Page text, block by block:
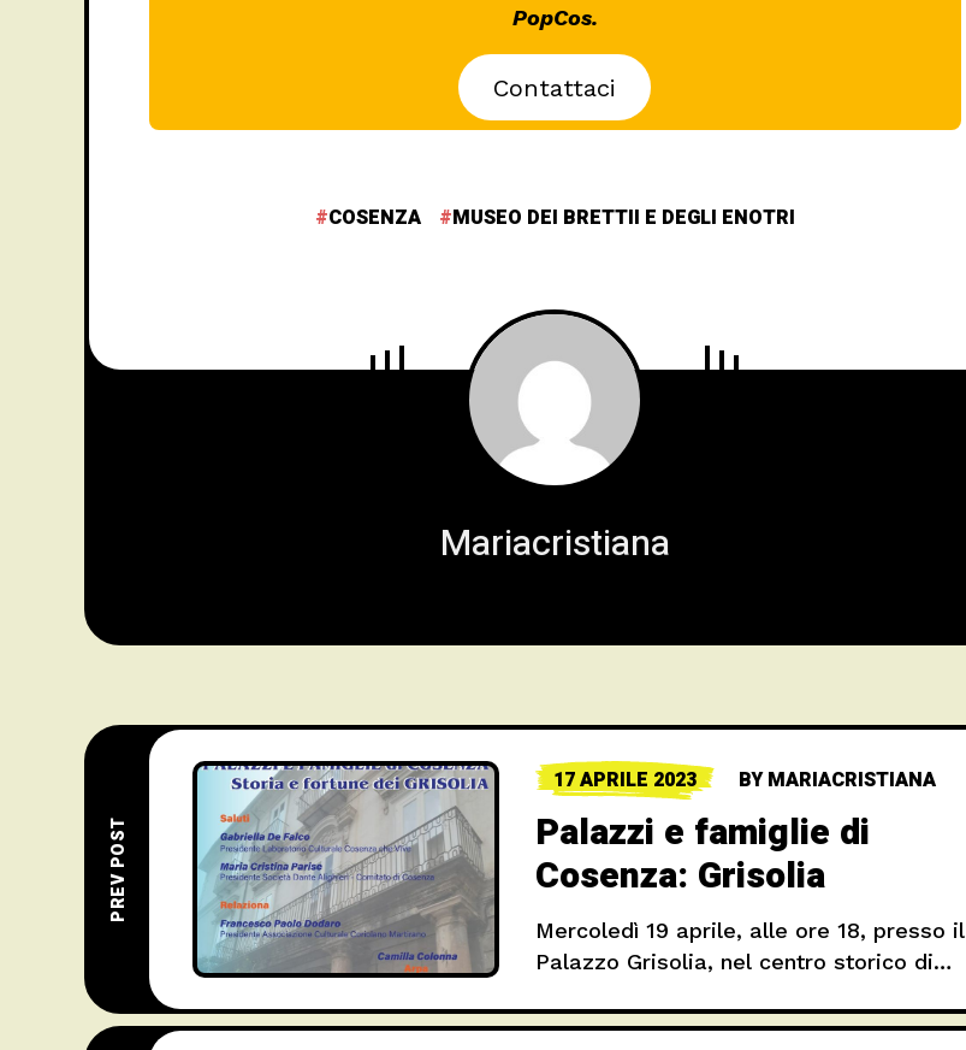
PopCos.
Contattaci
COSENZA MUSEO DEI BRETTII E DEGLI ENOTRI
Mariacristiana
PREV POST
17 APRILE 2023 BYMARIACRISTIANA
Palazzi e famiglie di
Cosenza: Grisolia
Mercoledì 19 aprile, alle ore 18, presso il
Palazzo Grisolia, nel centro storico di
appuntamento che vuole riaccendere i